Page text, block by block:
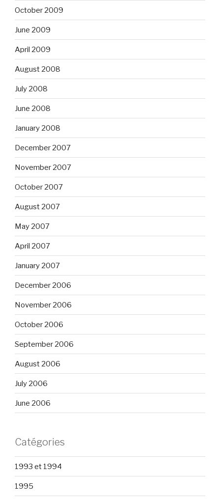
October 2009
June 2009
April 2009
August 2008
July 2008
June 2008
January 2008
December 2007
November 2007
October 2007
August 2007
May 2007
April 2007
January 2007
December 2006
November 2006
October 2006
September 2006
August 2006
July 2006
June 2006
Catégories
1993 et 1994
1995